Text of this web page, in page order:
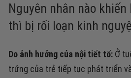
Nguyên nhân nào
thì bị rối loạn kinh
Do ảnh hưởng của nội tiết tố: Ở
trứng của trẻ tiếp tục phát triển